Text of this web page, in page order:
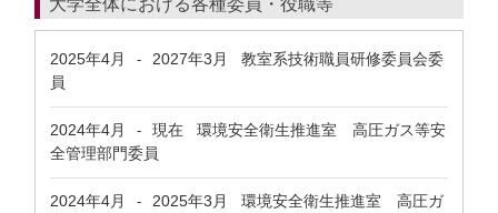
大学全体における各種委員・役職等
2025年4月 - 2027年3月
教室系技術職員研修委員会委
員
2024年4月 - 現在 環境安全衛生推進室 高圧ガス等安
全管理部門委員
2024年4月 - 2025年3月
環境安全衛生推進室 高圧ガ